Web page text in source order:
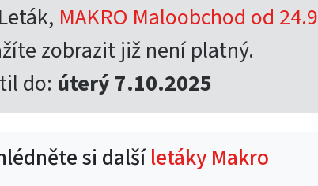
Leták, MAKRO Maloobchod od
zobrazit již není platný.
do: úterý 7.10.2025
si dalšíletáky Makro